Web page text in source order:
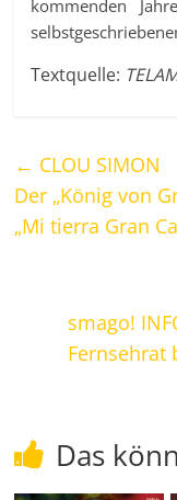
kommenden
Textquelle:
← CLOU SIMON
Der „König von
„Mi tierra Gran
smago!
Fernsehrat
Das